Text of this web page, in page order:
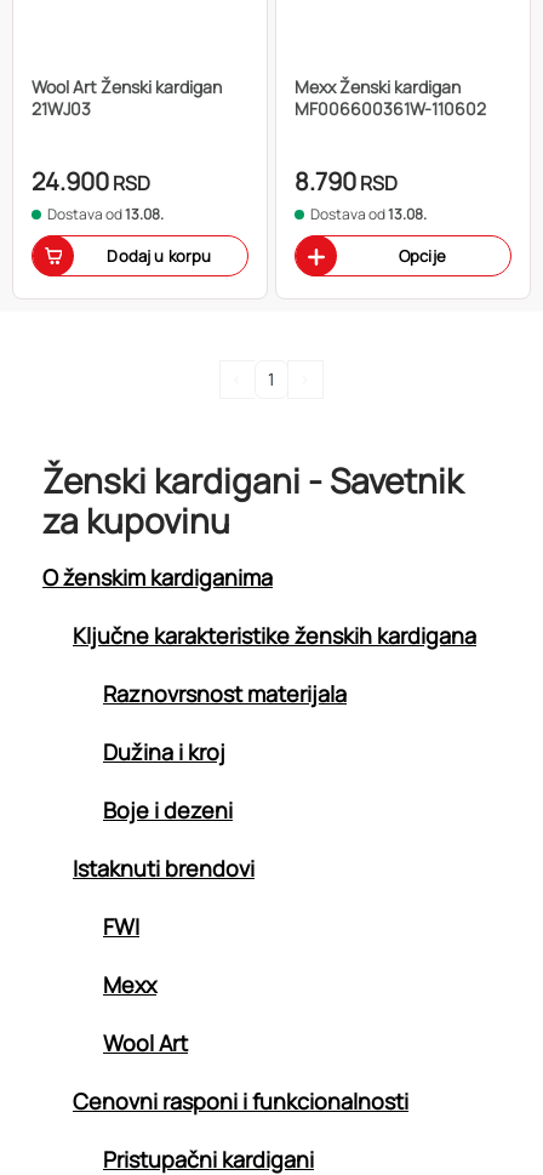
Wool Art Ženski kardigan
21WJ03
24.900RSD
Dostava od13.08.
Dodaj u korpu
Mexx Ženski kardigan
MF006600361W-110602
8.790RSD
Dostava od13.08.
Opcije
1
Ženski kardigani - Savetnik
za kupovinu
O ženskim kardiganima
Ključne karakteristike ženskih kardigana
Raznovrsnost materijala
Dužina i kroj
Boje i dezeni
Istaknuti brendovi
FWI
Mexx
Wool Art
Cenovni rasponi i funkcionalnosti
Pristupačni kardigani